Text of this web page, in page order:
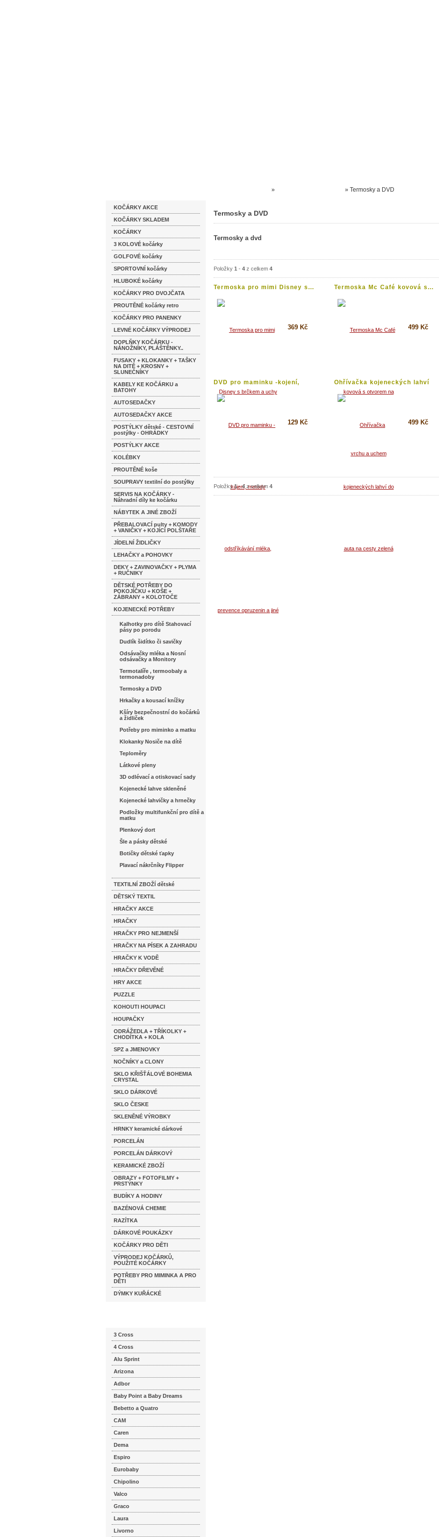
KOČÁRKY AKCE
KOČÁRKY SKLADEM
KOČÁRKY
3 KOLOVÉ kočárky
GOLFOVÉ kočárky
SPORTOVNÍ kočárky
HLUBOKÉ kočárky
KOČÁRKY PRO DVOJČATA
PROUTĚNÉ kočárky retro
KOČÁRKY PRO PANENKY
LEVNÉ KOČÁRKY VÝPRODEJ
DOPLŇKY KOČÁRKU -
NÁNOŽNÍKY, PLÁŠTĚNKY..
FUSAKY + KLOKANKY + TAŠKY
NA DITĚ + KROSNY +
SLUNEČNÍKY
KABELY KE KOČÁRKU a
BATOHY
AUTOSEDAČKY
AUTOSEDAČKY AKCE
POSTÝLKY dětské - CESTOVNÍ
postýlky - OHRÁDKY
POSTÝLKY AKCE
KOLÉBKY
PROUTĚNÉ koše
SOUPRAVY textilní do postýlky
SERVIS NA KOČÁRKY -
Náhradní díly ke kočárku
NÁBYTEK A JINÉ ZBOŽÍ
PŘEBALOVACÍ pulty + KOMODY
+ VANIČKY + KOJÍCÍ POLŠTAŘE
JÍDELNÍ ŽIDLIČKY
LEHAČKY a POHOVKY
DEKY + ZAVINOVAČKY + PLYMA
+ RUČNIKY
DĚTSKÉ POTŘEBY DO
POKOJÍČKU + KOŠE +
ZÁBRANY + KOLOTOČE
KOJENECKÉ POTŘEBY
Kalhotky pro dítě Stahovací
pásy po porodu
Dudlík šidítko či savičky
Odsávačky mléka a Nosní
odsávačky a Monitory
Termotalíře , termoobaly a
termonadoby
Termosky a DVD
Hrkačky a kousací knížky
Kšíry bezpečnostní do kočárků
a židliček
Potřeby pro miminko a matku
Klokanky Nosiče na dítě
Teploměry
Látkové pleny
3D odlévací a otiskovací sady
Kojenecké lahve skleněné
Kojenecké lahvičky a hrnečky
Podložky multifunkční pro dítě a
matku
Plenkový dort
Šle a pásky dětské
Botičky dětské ťapky
Plavací nákrčníky Flipper
TEXTILNÍ ZBOŽÍ dětské
DĚTSKÝ TEXTIL
HRAČKY AKCE
HRAČKY
HRAČKY PRO NEJMENŠÍ
HRAČKY NA PÍSEK A ZAHRADU
HRAČKY K VODĚ
HRAČKY DŘEVĚNÉ
HRY AKCE
PUZZLE
KOHOUTI HOUPACI
HOUPAČKY
ODRÁŽEDLA + TŘÍKOLKY +
CHODÍTKA + KOLA
SPZ a JMENOVKY
NOČNÍKY a CLONY
SKLO KŘIŠŤÁLOVÉ BOHEMIA
CRYSTAL
SKLO DÁRKOVÉ
SKLO ČESKE
SKLENĚNÉ VÝROBKY
HRNKY keramické dárkové
PORCELÁN
PORCELÁN DÁRKOVÝ
KERAMICKÉ ZBOŽÍ
OBRAZY + FOTOFILMY +
PRSTÝNKY
BUDÍKY A HODINY
BAZÉNOVÁ CHEMIE
RAZÍTKA
DÁRKOVÉ POUKÁZKY
KOČÁRKY PRO DĚTI
VÝPRODEJ KOČÁRKŮ,
POUŽITÉ KOČÁRKY
POTŘEBY PRO MIMINKA A PRO
DĚTI
DÝMKY KUŘÁCKÉ
3 Cross
4 Cross
Alu Sprint
Arizona
Adbor
Baby Point a Baby Dreams
Bebetto a Quatro
CAM
Caren
Dema
Espiro
Eurobaby
Chipolino
Valco
Graco
Laura
Livorno
» » Termosky a DVD
Termosky a DVD
Termosky a dvd
Položky 1 - 4 z celkem 4
Termoska pro mimi Disney s...
369 Kč
Termoska Mc Café kovová s...
499 Kč
DVD pro maminku -kojení,
metody...
129 Kč
Ohřívačka kojeneckých lahví
do...
499 Kč
Položky1-4 z celkem 4